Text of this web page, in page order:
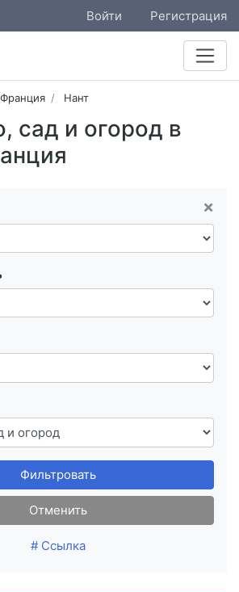
Войти Регистрация
Франция Нант
сад и огород в
×
Фильтровать
Отменить
# Ссылка